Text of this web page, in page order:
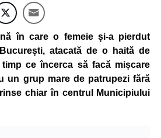
în care o femeie și-a pierdut
atacată de o haită de
ce încerca să facă mișcare
un grup mare de patrupezi fără
chiar în centrul Municipiului